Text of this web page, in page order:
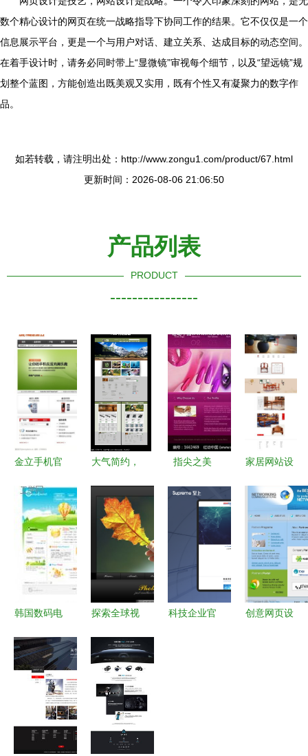
数个精心设计的网页在统一战略指导下协同工作的结果。它不仅仅是一个
信息展示平台，更是一个与用户对话、建立关系、达成目标的动态空间。
在着手设计时，请务必同时带上“显微镜”审视每个细节，以及“望远镜”规
划整个蓝图，方能创造出既美观又实用，既有个性又有凝聚力的数字作
品。
如若转载，请注明出处：http://www.zongu1.com/product/67.html
更新时间：2026-08-06 21:06:50
产品列表
PRODUCT
----------------
金立手机官
解析 打造
品牌形象与
用户体验的
完美融合
大气简约，
国外科技企
业网站设计
模板与H5
指尖之美
网站设计指
南与模板解
家居网站设
造更优产品
页的用户体
验
韩国数码电
模板设计
简约、科技
与用户体验
的完美融合
探索全球视
外网页与网
站设计模板
素材
科技企业官
创意网页设